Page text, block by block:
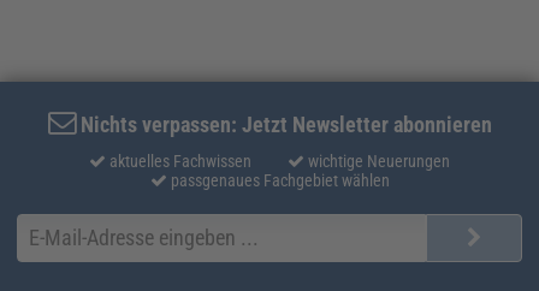
Nichts verpassen: Jetzt Newsletter abonnieren
aktuelles Fachwissen
wichtige Neuerungen
passgenaues Fachgebiet wählen